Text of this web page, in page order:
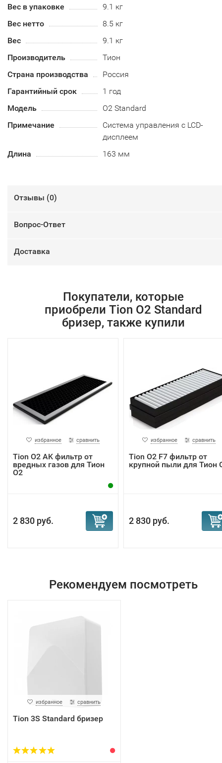
Вес в упаковке
9.1 кг
Вес нетто
8.5 кг
Вес
9.1 кг
Производитель
Тион
Страна производства
Россия
Гарантийный срок
1 год
Модель
О2 Standard
Примечание
Система управления с LCD-
дисплеем
Длина
163 мм
Отзывы (0)
Вопрос-Ответ
Доставка
Покупатели, которые
приобрели Tion О2 Standard
бризер, также купили
избранное сравнить
Tion O2 AK фильтр от
вредных газов для Тион
O2
2 830 руб.
избранное сравнить
Tion O2 F7 фильтр от
крупной пыли для Тион
2 830 руб.
Рекомендуем посмотреть
избранное сравнить
Tion 3S Standard бризер